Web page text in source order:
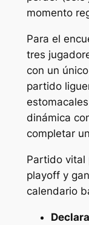
momento
Para el
tres
con un
partido
dinámica
completar
Partido vital
playoff y
calendario